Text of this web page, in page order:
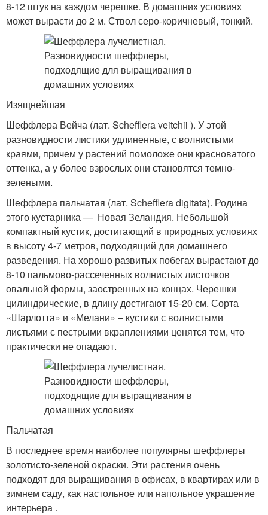
8-12 штук на каждом черешке. В домашних условиях
может вырасти до 2 м. Ствол серо-коричневый, тонкий.
Изящнейшая
Шеффлера Вейча (лат. Schefflera veitchii ). У этой
разновидности листики удлиненные, с волнистыми
краями, причем у растений помоложе они красноватого
оттенка, а у более взрослых они становятся темно-
зелеными.
Шеффлера пальчатая (лат. Schefflera digitata). Родина
этого кустарника — Новая Зеландия. Небольшой
компактный кустик, достигающий в природных условиях
в высоту 4-7 метров, подходящий для домашнего
разведения. На хорошо развитых побегах вырастают до
8-10 пальмово-рассеченных волнистых листочков
овальной формы, заостренных на концах. Черешки
цилиндрические, в длину достигают 15-20 см. Сорта
«Шарлотта» и «Мелани» – кустики с волнистыми
листьями с пестрыми вкраплениями ценятся тем, что
практически не опадают.
Пальчатая
В последнее время наиболее популярны шеффлеры
золотисто-зеленой окраски. Эти растения очень
подходят для выращивания в офисах, в квартирах или в
зимнем саду, как настольное или напольное украшение
интерьера .